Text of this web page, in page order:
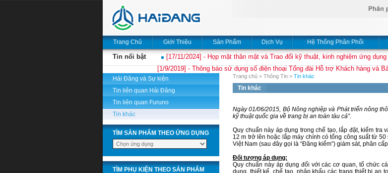
Trang Chủ Giới Thiệu Sản Phẩm Dịch Vụ Hệ Thống Phân Phối
Tin nổi bật
[17/11/2024] - Họp mặt thân mật và Trao đổi kỹ thuật, kinh nghiệm ứng
[1/9/2019] - Thông báo sử dụng số điện thoại Tổng đài Hỗ trợ Khách hàng và
Hải Đăng và Sự kiện
Tin liên quan Hải Đăng
Tin liên quan Furuno
Tin khác
TÌM SẢN PHẨM THEO ỨNG DỤNG
TÌM PHỤ KIỆN THEO SẢN PHẨM
Trang chủ > Thông Tin > Tin khác
Tin khác
Ngày 01/06/2015, Bộ Nông nghiệp và Phát triển nông
kỹ thuật quốc gia về trang bị an toàn tàu cá”.
Quy chuẩn này áp dụng trong chế tạo, lắp đặt, kiểm tra
12 m trở lên hoặc lắp máy chính có tổng công suất từ
Việt Nam (sau đây gọi là “Đăng kiểm”) giám sát, phân
Đối tượng áp dụng:
Quy chuẩn này áp dụng đối với các cơ quan, tổ chức
dụng, thiết kế, chế tạo, nhập khẩu các trang thiết bị an